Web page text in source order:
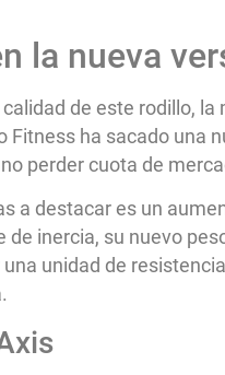
la nueva
de este rodillo, la
Fitness ha sacado una
perder cuota de
a destacar es un
de inercia, su nuevo
unidad de resistencia